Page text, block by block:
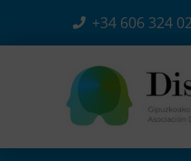
+34 606 324